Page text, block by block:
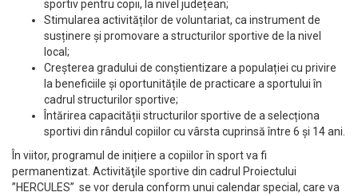
sportiv pentru copii, la nivel județean;
Stimularea activităților de voluntariat, ca instrument de
susținere și promovare a structurilor sportive de la nivel
local;
Creșterea gradului de conștientizare a populației cu privire
la beneficiile și oportunitățile de practicare a sportului în
cadrul structurilor sportive;
Întărirea capacității structurilor sportive de a selecționa
sportivi din rândul copiilor cu vârsta cuprinsă între 6 și 14 ani.
În viitor, programul de inițiere a copiilor în sport va fi
permanentizat. Activităţile sportive din cadrul Proiectului
”HERCULES” se vor derula conform unui calendar special, care va